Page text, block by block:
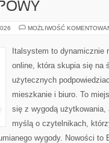
MOŻLIWOŚĆ
Italsystem to dynamicznie
online, która skupia się na
użytecznych
mieszkanie i biuro. To
się z wygodą użytkowania,
myślą o czytelnikach,
wygody. Nowości to